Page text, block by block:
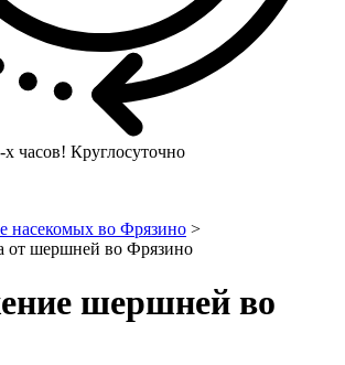
х часов! Круглосуточно
насекомых во Фрязино >
от шершней во Фрязино
шершней во